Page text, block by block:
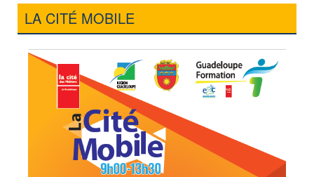
LA CITÉ MOBILE